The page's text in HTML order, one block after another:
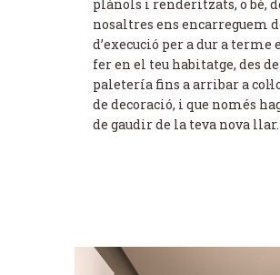
plànols i renderitzats, o bé,
nosaltres ens encarreguem
d’execució per a dur a terme
fer en el teu habitatge, des
paletería fins a arribar a
de decoració, i que només
de gaudir de la teva nova llar.